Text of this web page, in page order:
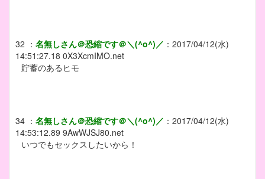
32 ： 名無しさん＠恐縮です＠＼(^o^)／ ： 2017/04/12(水)
14:51:27.18 0X3XcmIMO.net
貯蓄のあるヒモ
34 ： 名無しさん＠恐縮です＠＼(^o^)／ ： 2017/04/12(水)
14:53:12.89 9AwWJSJ80.net
いつでもセックスしたいから！